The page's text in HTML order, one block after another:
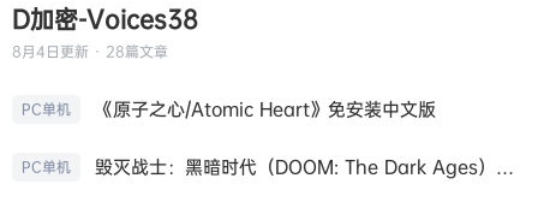
D加密-Voices38
8月4日更新 · 28篇文章
PC单机 《原子之心/Atomic Heart》免安装中文版
PC单机 毁灭战士：黑暗时代（DOOM: The Dark Ages）免安装中文版